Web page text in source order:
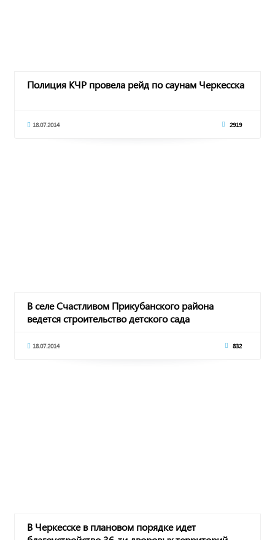
Полиция КЧР провела рейд по саунам Черкесска
18.07.2014 2919
В селе Счастливом Прикубанского района
ведется строительство детского сада
18.07.2014 832
В Черкесске в плановом порядке идет